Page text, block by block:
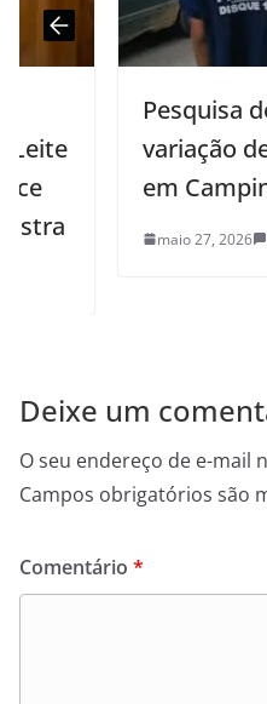
Pesquisa do
variação de 33%
em Campina
maio 27, 2026 0
Deixe um
O seu endereço de e-mail
Campos obrigatórios são
Comentário *